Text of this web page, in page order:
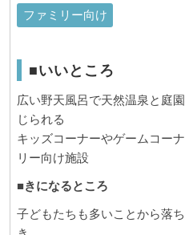
ファミリー向け
■いいところ
広い野天風呂で天然温泉と庭
じられる
キッズコーナーやゲームコー
リー向け施設
■きになるところ
子どもたちも多いことから落